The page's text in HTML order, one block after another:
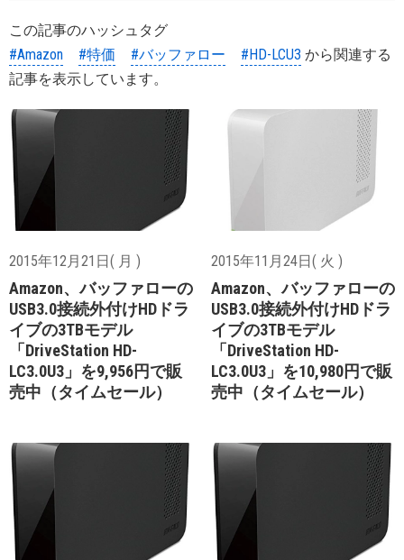
この記事のハッシュタグ
#Amazon
#特価 #バッファロー #HD-LCU3 から関連する
記事を表示しています。
2015年12月21日( 月 )
Amazon、バッファローの
USB3.0接続外付けHDドラ
イブの3TBモデル
「DriveStation HD-
LC3.0U3」を9,956円で販
売中（タイムセール）
2015年11月24日( 火 )
Amazon、バッファローの
USB3.0接続外付けHDドラ
イブの3TBモデル
「DriveStation HD-
LC3.0U3」を10,980円で販
売中（タイムセール）